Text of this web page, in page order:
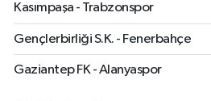
Kasımpaşa - Trabzonspor
Gençlerbirliği S.K. - Fenerbahçe
Gaziantep FK - Alanyaspor